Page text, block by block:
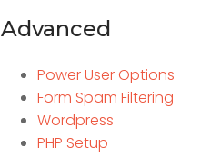
Advanced
Power User Options
Form Spam Filtering
Wordpress
PHP Setup